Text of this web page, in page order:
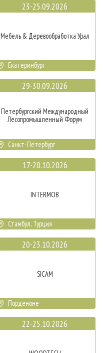
23-25.09.2026
Мебель & Деревообработка Урал
Екатеринбург
29-30.09.2026
Петербургский Международный
Лесопромышленный Форум
Санкт-Петербург
17-20.10.2026
INTERMOB
Стамбул, Турция
20-23.10.2026
SICAM
Порденоне
22-25.10.2026